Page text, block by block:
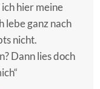
hier meine
lebe ganz nach
nicht.
Dann lies doch